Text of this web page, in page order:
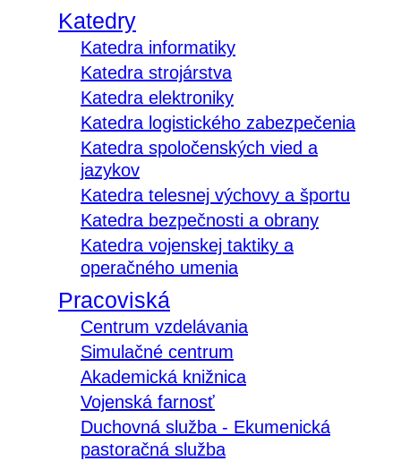
Katedry
Katedra informatiky
Katedra strojárstva
Katedra elektroniky
Katedra logistického zabezpečenia
Katedra spoločenských vied a
jazykov
Katedra telesnej výchovy a športu
Katedra bezpečnosti a obrany
Katedra vojenskej taktiky a
operačného umenia
Pracoviská
Centrum vzdelávania
Simulačné centrum
Akademická knižnica
Vojenská farnosť
Duchovná služba - Ekumenická
pastoračná služba